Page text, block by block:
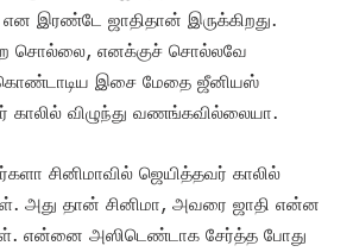
இரண்டே ஜாதிதான் இருக்கிறது.
சொல்லை, எனக்குச் சொல்லவே
கொண்டாடிய இசை மேதை ஜீனியஸ்
காலில் விழுந்து வணங்கவில்லையா.
சினிமாவில் ஜெயித்தவர் காலில்
அது தான் சினிமா, அவரை ஜாதி என்ன
என்னை அஸிடெண்டாக சேர்த்த போது